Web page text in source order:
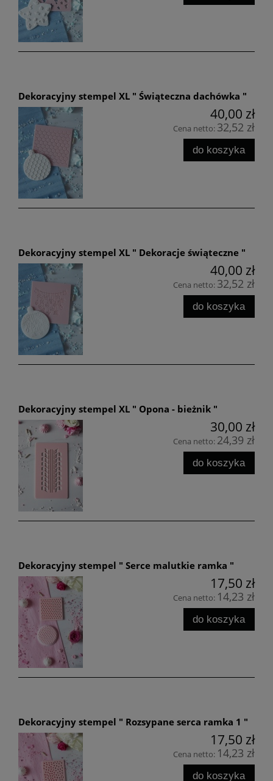
Dekoracyjny stempel XL " Świąteczna dachówka "
40,00 zł
Cena netto: 32,52 zł
do koszyka
Dekoracyjny stempel XL " Dekoracje świąteczne "
40,00 zł
Cena netto: 32,52 zł
do koszyka
Dekoracyjny stempel XL " Opona - bieżnik "
30,00 zł
Cena netto: 24,39 zł
do koszyka
Dekoracyjny stempel " Serce malutkie ramka "
17,50 zł
Cena netto: 14,23 zł
do koszyka
Dekoracyjny stempel " Rozsypane serca ramka 1 "
17,50 zł
Cena netto: 14,23 zł
do koszyka